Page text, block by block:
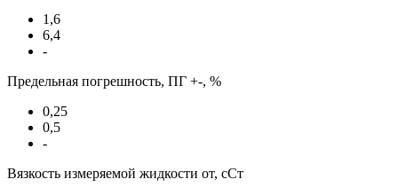
1,6
6,4
-
Предельная погрешность, ПГ +-, %
0,25
0,5
-
Вязкость измеряемой жидкости от, сСт